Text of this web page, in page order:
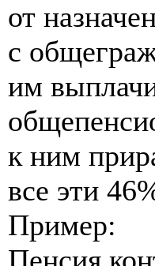
от
с
им
к ним
все эти
Пример: